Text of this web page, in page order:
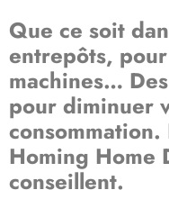
Que ce soit
entrepôts,
machines…
pour diminuer
Homing Home
conseillent.